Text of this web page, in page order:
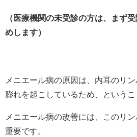
（医療機関の未受診の方は、まず
めします）
メニエール病の原因は、内耳のリ
膨れを起こしているため、というこ
メニエール病の改善には、このリ
重要です。